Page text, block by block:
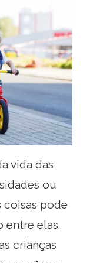
vida das
ou
coisas pode
entre elas.
crianças